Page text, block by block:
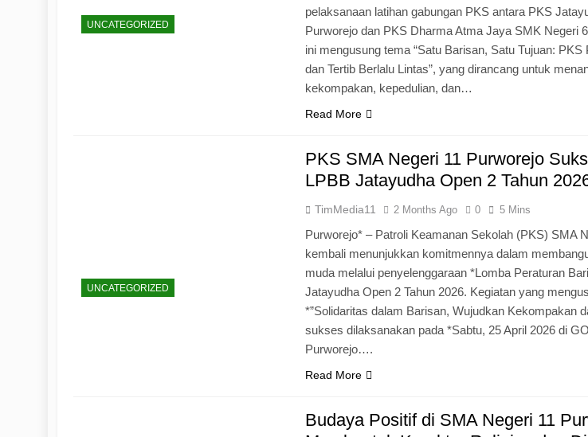
UNCATEGORIZED
pelaksanaan latihan gabungan PKS antara PKS
Purworejo dan PKS Dharma Atma Jaya SMK Negeri
ini mengusung tema “Satu Barisan, Satu Tujuan:
dan Tertib Berlalu Lintas”, yang dirancang untuk
kekompakan, kepedulian, dan…
Read More
UNCATEGORIZED
PKS SMA Negeri 11 Purworejo
LPBB Jatayudha Open 2 Tahun
TimMedia11 2 Months Ago 0 5 Mins
Purworejo* – Patroli Keamanan Sekolah (PKS) SMA
kembali menunjukkan komitmennya dalam
muda melalui penyelenggaraan *Lomba Peraturan
Jatayudha Open 2 Tahun 2026. Kegiatan yang
*”Solidaritas dalam Barisan, Wujudkan Kekompakan
sukses dilaksanakan pada *Sabtu, 25 April 2026 di
Purworejo….
Read More
Budaya Positif di SMA Negeri 11